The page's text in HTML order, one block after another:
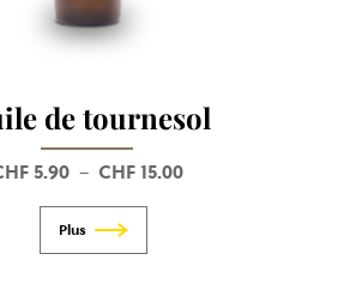
de tournesol
5.90 – CHF15.00Plage